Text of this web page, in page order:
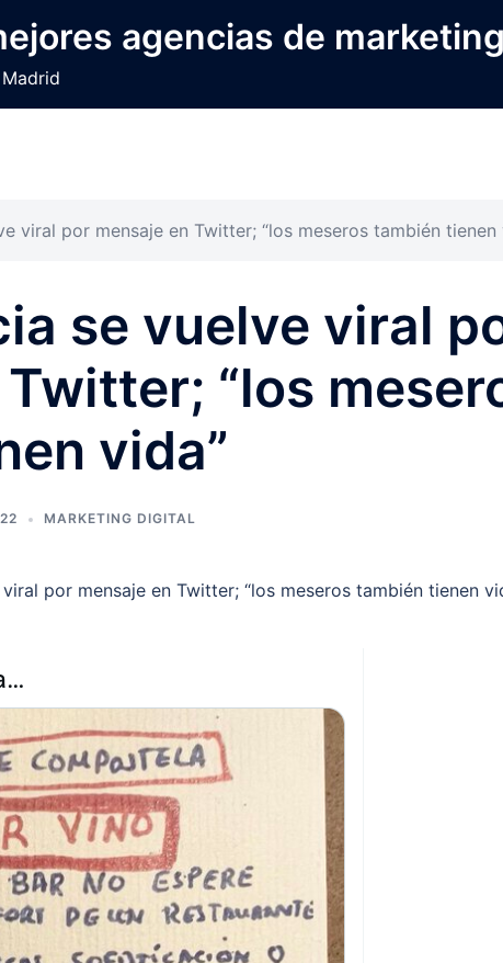
agencias de
viral por mensaje en Twitter; “los meseros también tienen
se vuelve viral
“los
vida”
MARKETING DIGITAL